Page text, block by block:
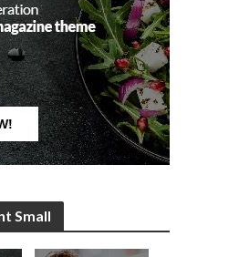
Small